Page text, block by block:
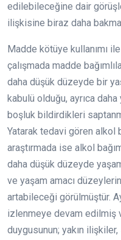
edilebileceğine dair
ilişkisine biraz daha
Madde kötüye kullanımı
çalışmada madde
daha düşük düzeyde bir
kabulü olduğu, ayrıca
boşluk bildirdikleri
Yatarak tedavi gören alkol
araştırmada ise alkol
daha düşük düzeyde
ve yaşam amacı
artabileceği görülmüştür.
izlenmeye devam edilmiş
duygusunun; yakın